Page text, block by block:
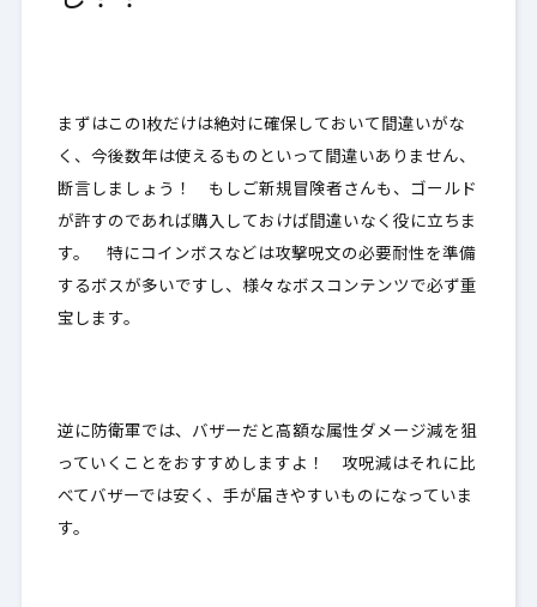
まずはこの1枚だけは絶対に確保しておいて間違いがな
く、 今後数年は使えるものといって間違いありません、
断言しましょう！ もしご新規冒険者さんも、ゴールド
が許すのであれば購入しておけば間違いなく役に立ちま
す。 特にコインボスなどは攻撃呪文の必要耐性を準備
するボスが多いですし、様々なボスコンテンツで必ず重
宝します。
逆に防衛軍では、バザーだと高額な属性ダメージ減を狙
っていくことをおすすめしますよ！ 攻呪減はそれに比
べてバザーでは安く、手が届きやすいものになっていま
す。